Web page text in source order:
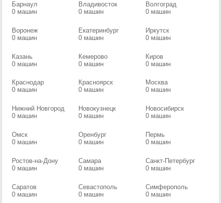
Барнаул
0 машин
Владивосток
0 машин
Волгоград
0 машин
Воронеж
0 машин
Екатеринбург
0 машин
Иркутск
0 машин
Казань
0 машин
Кемерово
0 машин
Киров
0 машин
Краснодар
0 машин
Красноярск
0 машин
Москва
0 машин
Нижний Новгород
0 машин
Новокузнецк
0 машин
Новосибирск
0 машин
Омск
0 машин
Оренбург
0 машин
Пермь
0 машин
Ростов-на-Дону
0 машин
Самара
0 машин
Санкт-Петербург
0 машин
Саратов
0 машин
Севастополь
0 машин
Симферополь
0 машин